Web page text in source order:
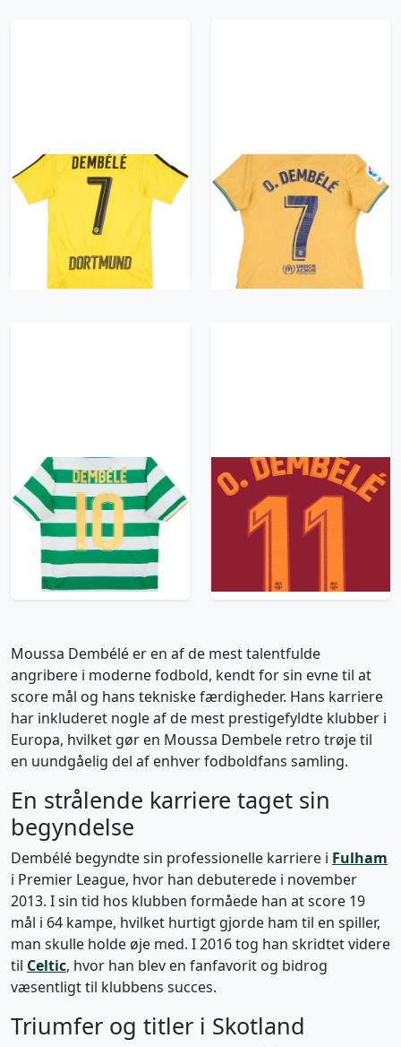
2016-17 Borussia
Dortmund Home
Shirt Dembele #7 -
10/10 - (S)
1044 kr / £119.99
2022-23 Barcelona
Away Shirt O.
Dembele #7 - 6/10 -
(Women's L)
470 kr / £53.99
2017-18 Celtic 'Lisbon
Lions 50th
Anniversary' Home
Shirt Dembele #10 -
5/10 - (XL.Boys)
209 kr / £23.99
2017-18 Barcelona
Third Player Issue
O.Dembele #11 Name
Set
104 kr / £11.99
Moussa Dembélé er en af de mest talentfulde
angribere i moderne fodbold, kendt for sin evne til at
score mål og hans tekniske færdigheder. Hans karriere
har inkluderet nogle af de mest prestigefyldte klubber i
Europa, hvilket gør en Moussa Dembele retro trøje til
en uundgåelig del af enhver fodboldfans samling.
En strålende karriere taget sin
begyndelse
Dembélé begyndte sin professionelle karriere i Fulham
i Premier League, hvor han debuterede i november
2013. I sin tid hos klubben formåede han at score 19
mål i 64 kampe, hvilket hurtigt gjorde ham til en spiller,
man skulle holde øje med. I 2016 tog han skridtet videre
til Celtic, hvor han blev en fanfavorit og bidrog
væsentligt til klubbens succes.
Triumfer og titler i Skotland